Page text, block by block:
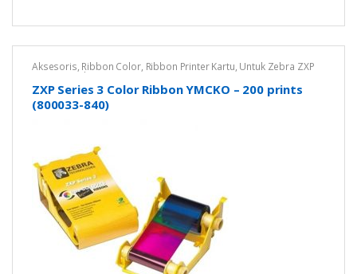
Aksesoris, Ribbon Color, Ribbon Printer Kartu, Untuk Zebra ZXP
Zebra
ZXP Series 3 Color Ribbon YMCKO – 200 prints
(800033-840)